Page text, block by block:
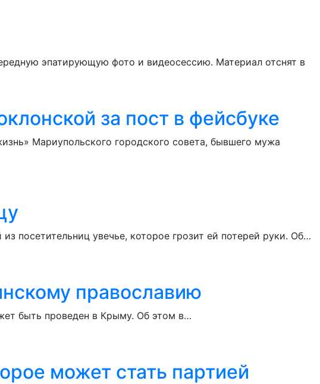
эпатирующую фото и видеосессию. Материал отснят в
за пост в фейсбуке
Мариупольского городского совета, бывшего мужа
посетительниц увечье, которое грозит ей потерей руки. Об…
православию
быть проведен в Крыму. Об этом в…
может стать партией